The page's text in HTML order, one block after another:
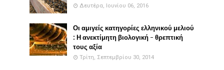
Δευτέρα, Ιουνίου 06, 2016
Οι αμιγείς κατηγορίες ελληνικού μελιού
: Η ανεκτίμητη βιολογική - θρεπτική
τους αξία
Τρίτη, Σεπτεμβρίου 30, 2014